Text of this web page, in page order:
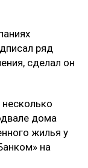
ряд
сделал он
дома
жилья у
на